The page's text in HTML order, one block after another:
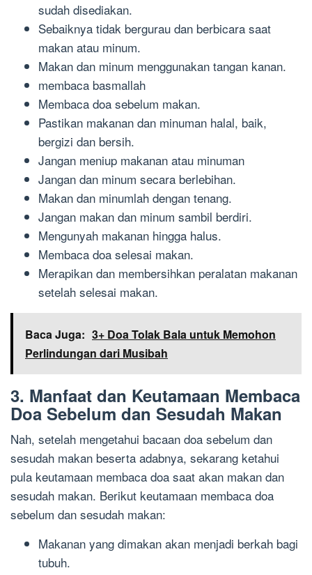
sudah disediakan.
Sebaiknya tidak bergurau dan berbicara saat
makan atau minum.
Makan dan minum menggunakan tangan kanan.
membaca basmallah
Membaca doa sebelum makan.
Pastikan makanan dan minuman halal, baik,
bergizi dan bersih.
Jangan meniup makanan atau minuman
Jangan dan minum secara berlebihan.
Makan dan minumlah dengan tenang.
Jangan makan dan minum sambil berdiri.
Mengunyah makanan hingga halus.
Membaca doa selesai makan.
Merapikan dan membersihkan peralatan makanan
setelah selesai makan.
Baca Juga: 3+ Doa Tolak Bala untuk Memohon
Perlindungan dari Musibah
3. Manfaat dan Keutamaan Membaca
Doa Sebelum dan Sesudah Makan
Nah, setelah mengetahui bacaan doa sebelum dan
sesudah makan beserta adabnya, sekarang ketahui
pula keutamaan membaca doa saat akan makan dan
sesudah makan. Berikut keutamaan membaca doa
sebelum dan sesudah makan:
Makanan yang dimakan akan menjadi berkah bagi
tubuh.